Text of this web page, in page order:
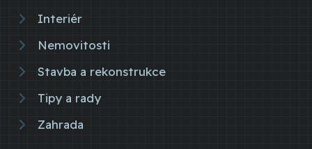
Interiér
Nemovitosti
Stavba a rekonstrukce
Tipy a rady
Zahrada